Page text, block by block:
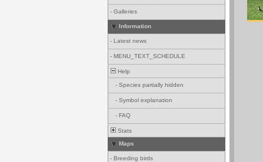
- Galleries
Information
- Latest news
- MENU_TEXT_SCHEDULE
Help
- Species partially hidden
- Symbol explanation
- FAQ
Stats
Maps
- Breeding birds